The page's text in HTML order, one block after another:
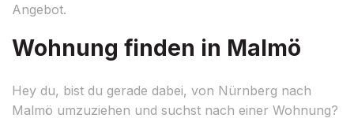
Angebot.
Wohnung finden in Malmö
Hey du, bist du gerade dabei, von Nürnberg nach
Malmö umzuziehen und suchst nach einer Wohnung?